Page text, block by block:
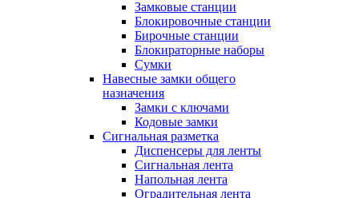
Замковые станции
Блокировочные станции
Бирочные станции
Блокираторные наборы
Сумки
Навесные замки общего
назначения
Замки с ключами
Кодовые замки
Сигнальная разметка
Диспенсеры для ленты
Сигнальная лента
Напольная лента
Оградительная лента